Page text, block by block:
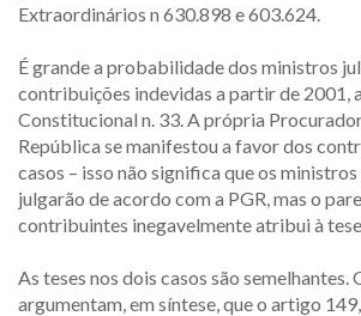
Extraordinários n 630.898 e 603.624.
É grande a probabilidade dos ministros
contribuições indevidas a partir de 2001,
Constitucional n. 33. A própria
República se manifestou a favor dos
casos – isso não significa que os
julgarão de acordo com a PGR, mas o
contribuintes inegavelmente atribui à
As teses nos dois casos são
argumentam, em síntese, que o artigo